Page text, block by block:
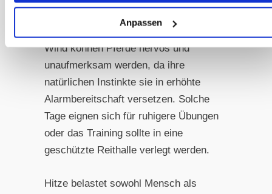
Anpassen
gut für die Bodenarbeit. Bei starkem
Wind können Pferde nervös und
unaufmerksam werden, da ihre
natürlichen Instinkte sie in erhöhte
Alarmbereitschaft versetzen. Solche
Tage eignen sich für ruhigere Übungen
oder das Training sollte in eine
geschützte Reithalle verlegt werden.
Hitze belastet sowohl Mensch als